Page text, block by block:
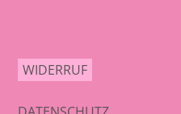
WIDERRUF